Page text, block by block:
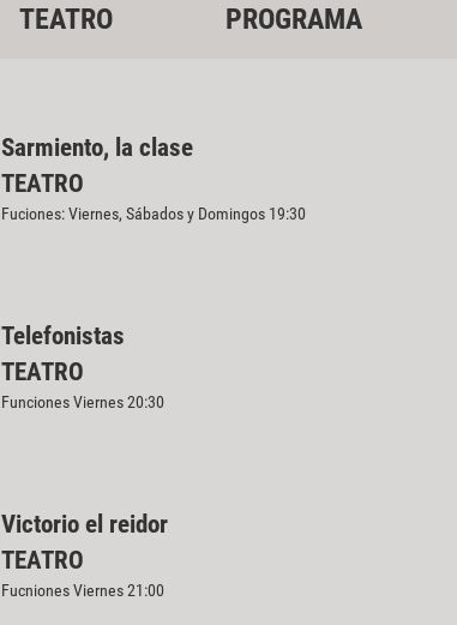
TEATRO PROGRAMA
Sarmiento, la clase
TEATRO
Fuciones: Viernes, Sábados y Domingos 19:30
Telefonistas
TEATRO
Funciones Viernes 20:30
Victorio el reidor
TEATRO
Fucniones Viernes 21:00